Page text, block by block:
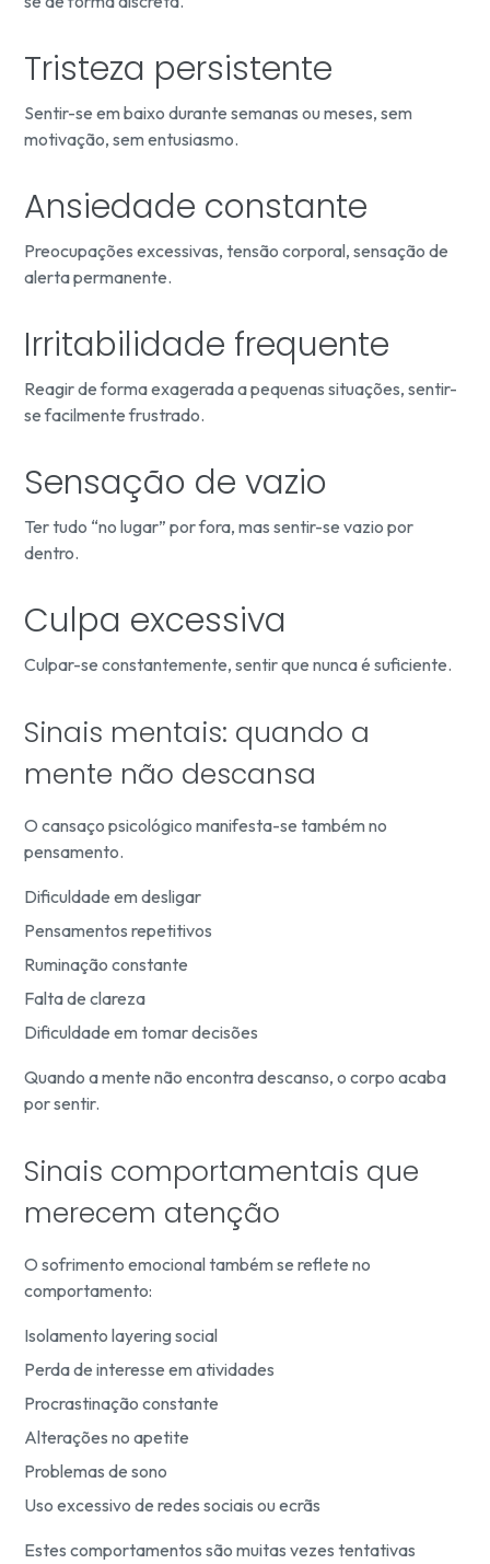
Tristeza persistente
Sentir-se em baixo durante semanas ou meses, sem
motivação, sem entusiasmo.
Ansiedade constante
Preocupações excessivas, tensão corporal, sensação de
alerta permanente.
Irritabilidade frequente
Reagir de forma exagerada a pequenas situações, sentir-
se facilmente frustrado.
Sensação de vazio
Ter tudo “no lugar” por fora, mas sentir-se vazio por
dentro.
Culpa excessiva
Culpar-se constantemente, sentir que nunca é suficiente.
Sinais mentais: quando a
mente não descansa
O cansaço psicológico manifesta-se também no
pensamento.
Dificuldade em desligar
Pensamentos repetitivos
Ruminação constante
Falta de clareza
Dificuldade em tomar decisões
Quando a mente não encontra descanso, o corpo acaba
por sentir.
Sinais comportamentais que
merecem atenção
O sofrimento emocional também se reflete no
comportamento:
Isolamento layering social
Perda de interesse em atividades
Procrastinação constante
Alterações no apetite
Problemas de sono
Uso excessivo de redes sociais ou ecrãs
Estes comportamentos são muitas vezes tentativas